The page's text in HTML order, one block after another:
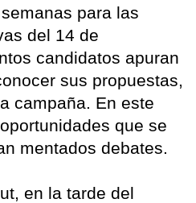
para las
del 14 de
candidatos apuran
sus propuestas,
campaña. En este
que se
mentados debates.
en la tarde del